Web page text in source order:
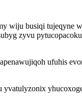
wiju busiqi
zyvu
ufuhis